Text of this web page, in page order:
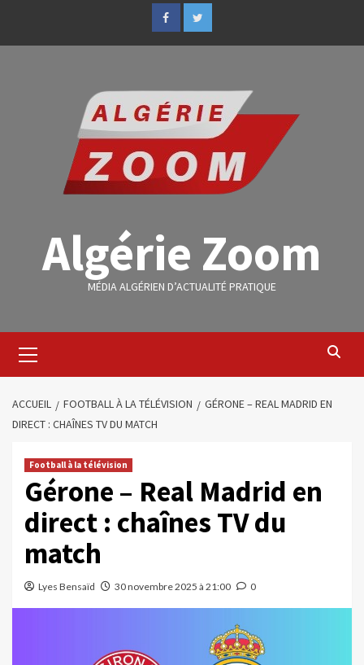
Algérie Zoom
MÉDIA ALGÉRIEN D’ACTUALITÉ PRATIQUE
ACCUEIL FOOTBALL À LA TÉLÉVISION
GÉRONE – REAL MADRID EN
DIRECT : CHAÎNES TV DU MATCH
Football à la télévision
Gérone – Real Madrid en
direct : chaînes TV du
match
Lyes Bensaïd 30 novembre 2025 à 21:00 0